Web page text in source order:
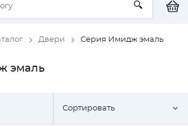
Двери Серия Имидж эмаль
эмаль
Сортировать